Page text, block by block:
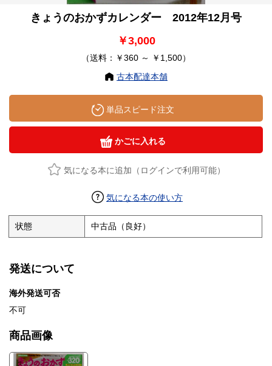
きょうのおかずカレンダー 2012年12月号
￥3,000
（送料：￥360 ～ ￥1,500）
古本配達本舗
単品スピード注文
かごに入れる
気になる本に追加（ログインで利用可能）
気になる本の使い方
状態 中古品（良好）
発送について
海外発送可否
不可
商品画像